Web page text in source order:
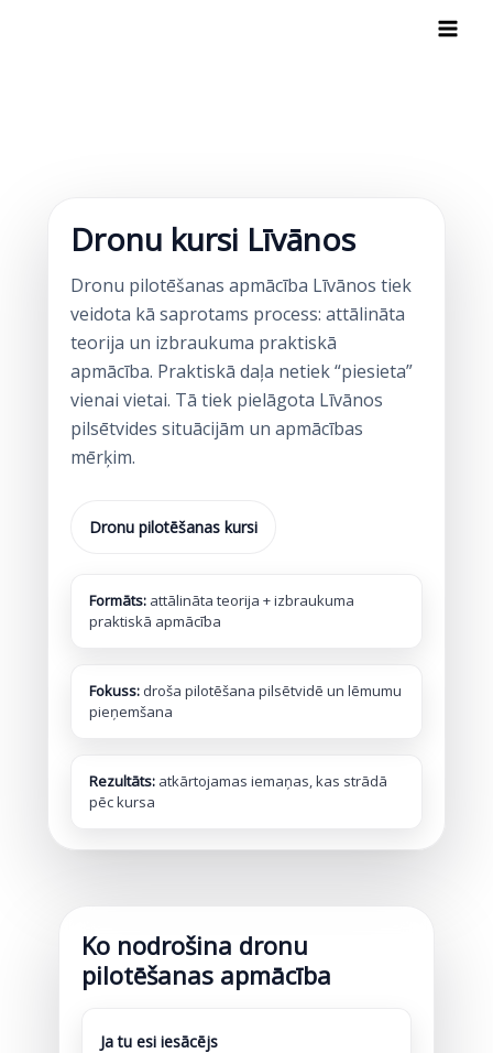
Dronu kursi Līvānos
Dronu pilotēšanas apmācība Līvānos tiek
veidota kā saprotams process: attālināta
teorija un izbraukuma praktiskā
apmācība. Praktiskā daļa netiek “piesieta”
vienai vietai. Tā tiek pielāgota Līvānos
pilsētvides situācijām un apmācības
mērķim.
Dronu pilotēšanas kursi
Formāts:attālināta teorija + izbraukuma
praktiskā apmācība
Fokuss:droša pilotēšana pilsētvidē un lēmumu
pieņemšana
Rezultāts:atkārtojamas iemaņas, kas strādā
pēc kursa
Ko nodrošina dronu
pilotēšanas apmācība
Ja tu esi iesācējs